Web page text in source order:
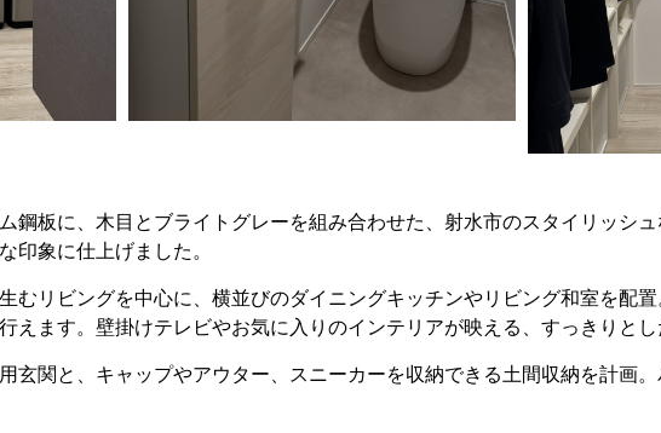
鋼板に、木目とブライトグレーを組み合わせた、射水市のスタイリッシ
印象に仕上げました。
むリビングを中心に、横並びのダイニングキッチンやリビング和室を配
えます。壁掛けテレビやお気に入りのインテリアが映える、すっきりとし
玄関と、キャップやアウター、スニーカーを収納できる土間収納を計画